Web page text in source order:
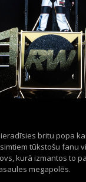
britu popa
tūkstošu fanu
kurā izmantos to
megapolēs.